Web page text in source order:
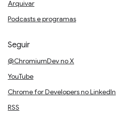
Arquivar
Podcasts e programas
Seguir
@ChromiumDev no X
YouTube
Chrome for Developers no LinkedIn
RSS